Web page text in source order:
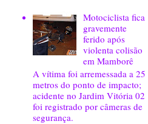
Motociclista fica
gravemente
ferido após
violenta colisão
em Mamborê
A vítima foi arremessada a 25
metros do ponto de impacto;
acidente no Jardim Vitória 02
foi registrado por câmeras de
segurança.